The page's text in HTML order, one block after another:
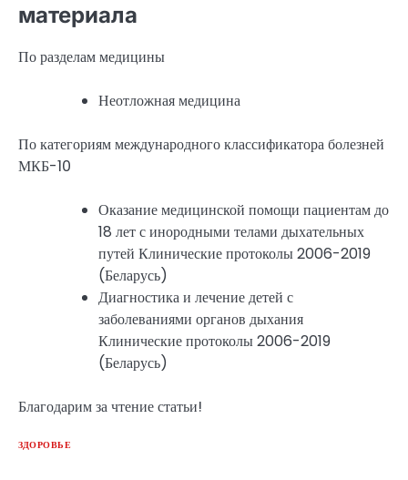
материала
По разделам медицины
Неотложная медицина
По категориям международного классификатора болезней
МКБ-10
Оказание медицинской помощи пациентам до
18 лет с инородными телами дыхательных
путей Клинические протоколы 2006-2019
(Беларусь)
Диагностика и лечение детей с
заболеваниями органов дыхания
Клинические протоколы 2006-2019
(Беларусь)
Благодарим за чтение статьи!
ЗДОРОВЬЕ